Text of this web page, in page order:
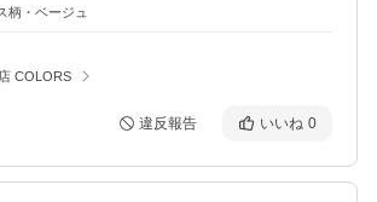
柄・ベージュ
COLORS
違反報告 いいね 0